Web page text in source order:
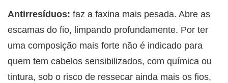
Antirresíduos: faz a faxina mais pesada. Abre as
escamas do fio, limpando profundamente. Por ter
uma composição mais forte não é indicado para
quem tem cabelos sensibilizados, com química ou
tintura, sob o risco de ressecar ainda mais os fios,